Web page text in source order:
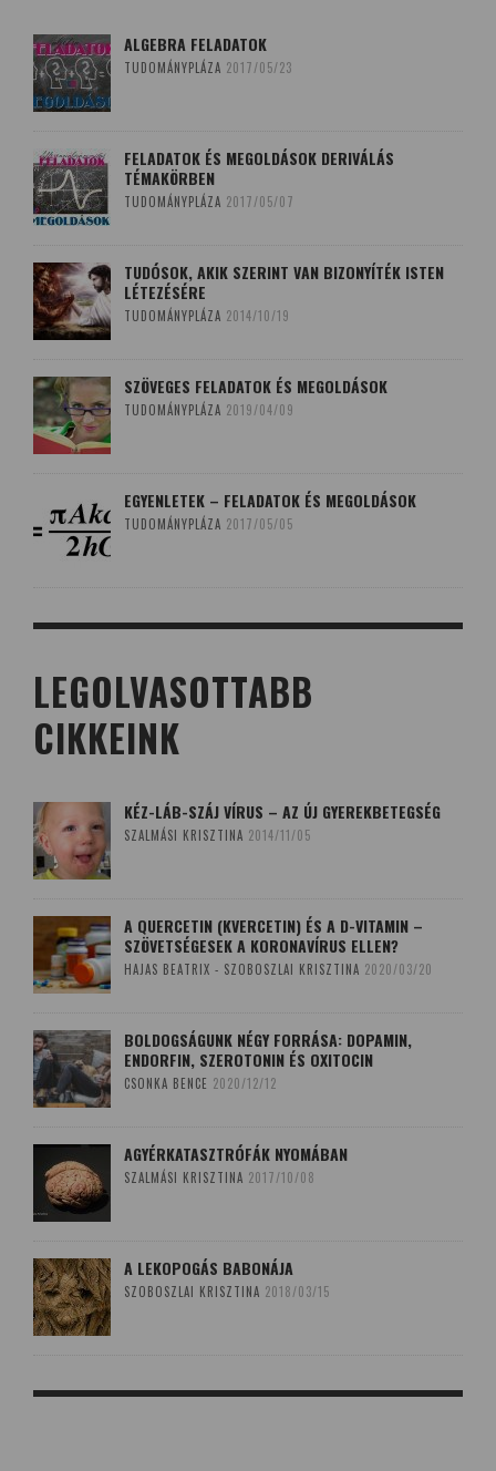
ALGEBRA FELADATOK
TUDOMÁNYPLÁZA 2017/05/23
FELADATOK ÉS MEGOLDÁSOK DERIVÁLÁS
TÉMAKÖRBEN
TUDOMÁNYPLÁZA 2017/05/07
TUDÓSOK, AKIK SZERINT VAN BIZONYÍTÉK ISTEN
LÉTEZÉSÉRE
TUDOMÁNYPLÁZA 2014/10/19
SZÖVEGES FELADATOK ÉS MEGOLDÁSOK
TUDOMÁNYPLÁZA 2019/04/09
EGYENLETEK – FELADATOK ÉS MEGOLDÁSOK
TUDOMÁNYPLÁZA 2017/05/05
LEGOLVASOTTABB
CIKKEINK
KÉZ-LÁB-SZÁJ VÍRUS – AZ ÚJ GYEREKBETEGSÉG
SZALMÁSI KRISZTINA 2014/11/05
A QUERCETIN (KVERCETIN) ÉS A D-VITAMIN –
SZÖVETSÉGESEK A KORONAVÍRUS ELLEN?
HAJAS BEATRIX - SZOBOSZLAI KRISZTINA 2020/03/20
BOLDOGSÁGUNK NÉGY FORRÁSA: DOPAMIN,
ENDORFIN, SZEROTONIN ÉS OXITOCIN
CSONKA BENCE 2020/12/12
AGYÉRKATASZTRÓFÁK NYOMÁBAN
SZALMÁSI KRISZTINA 2017/10/08
A LEKOPOGÁS BABONÁJA
SZOBOSZLAI KRISZTINA 2018/03/15